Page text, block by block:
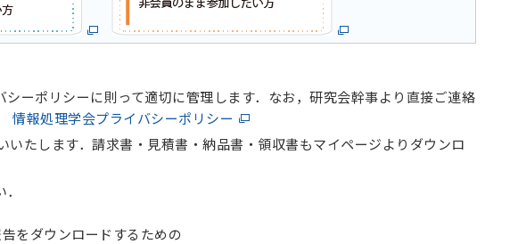
ーポリシーに則って適切に管理します．なお，研究会幹事より直接ご連絡
情報処理学会プライバシーポリシー
たします．請求書・見積書・納品書・領収書もマイページよりダウンロ
をダウンロードするための